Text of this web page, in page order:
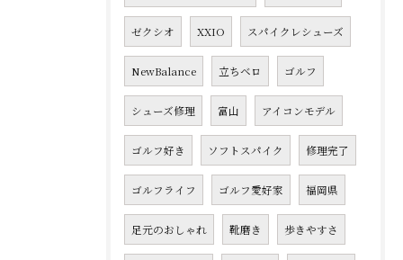
ゼクシオ XXIO スパイクレシューズ
NewBalance 立ちベロ ゴルフ
シューズ修理 富山 アイコンモデル
ゴルフ好き ソフトスパイク 修理完了
ゴルフライフ ゴルフ愛好家 福岡県
足元のおしゃれ 靴磨き 歩きやすさ